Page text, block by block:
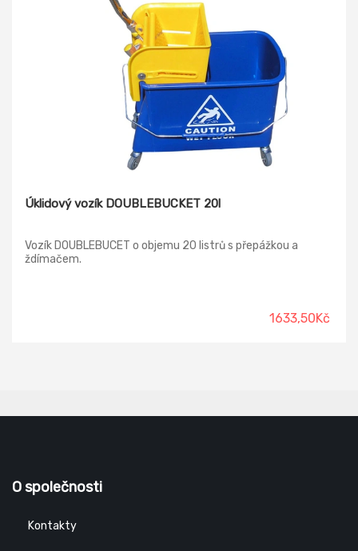
Úklidový vozík DOUBLEBUCKET 20l
Vozík DOUBLEBUCET o objemu 20 listrů s přepážkou a
ždímačem.
1633,50Kč
O společnosti
Kontakty